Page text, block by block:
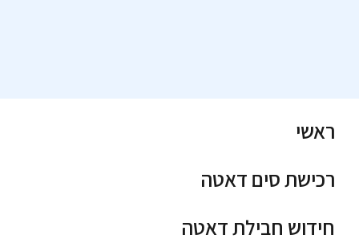
ראשי
רכישת סים דאטה
חידוש חבילת דאטה